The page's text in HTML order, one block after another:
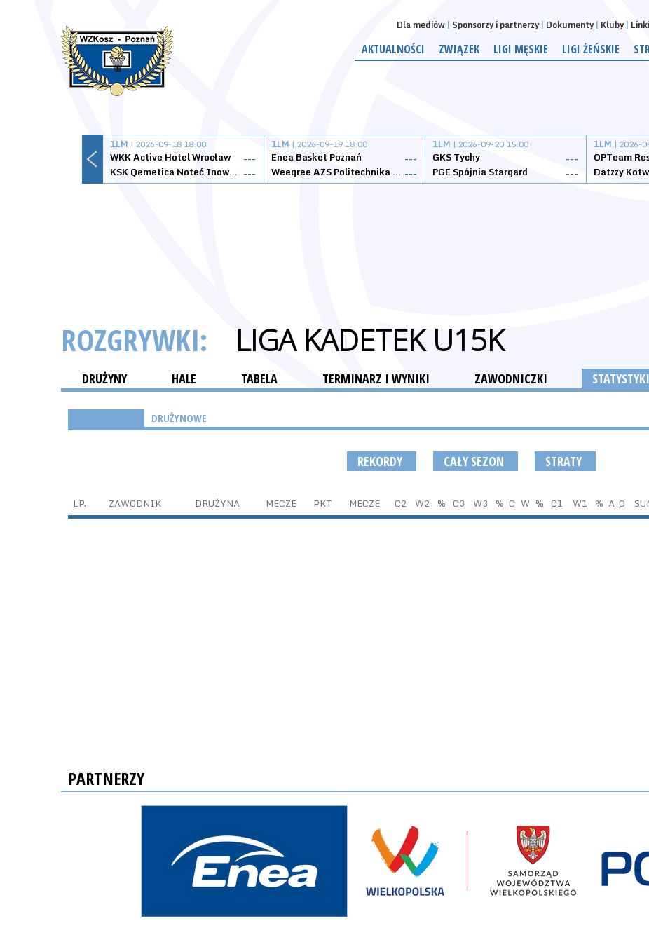
Dla mediów Sponsorzy i partnerzy Dokumenty Kluby Linki
AKTUALNOŚCI ZWIĄZEK LIGI MĘSKIE LIGI ŻEŃSKIE
1LM | 2026-09-18 18:00
WKK Active Hotel Wrocław
---
KSK Qemetica Noteć Inowrocław ---
1LM | 2026-09-19 18:00
Enea Basket Poznań
---
Weegree AZS Politechnika Opolska ---
1LM | 2026-09-20 15:00
GKS Tychy
---
PGE Spójnia Stargard
---
1LM | 2026-
OPTeam
ROZGRYWKI: LIGA KADETEK U15K
DRUŻYNY HALE TABELA TERMINARZ I WYNIKI ZAWODNICZKI STATYSTYKI
DRUŻYNOWE
REKORDY CAŁY SEZON STRATY
LP. ZAWODNIK DRUŻYNA MECZE PKT MECZE C2 W2 % C3 W3 % C W % C1 W1 % A O
PARTNERZY